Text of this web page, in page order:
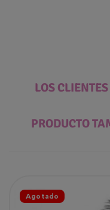
LOS
PRODUCTO
Agotado